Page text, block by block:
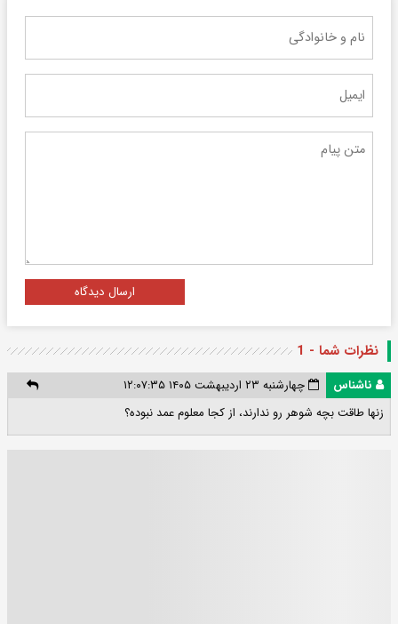
ارسال دیدگاه
نظرات شما - 1
ناشناس
چهارشنبه ۲۳ اردیبهشت ۱۴۰۵ ۱۲:۰۷:۳۵
زنها طاقت بچه شوهر رو ندارند، از کجا معلوم عمد نبوده؟